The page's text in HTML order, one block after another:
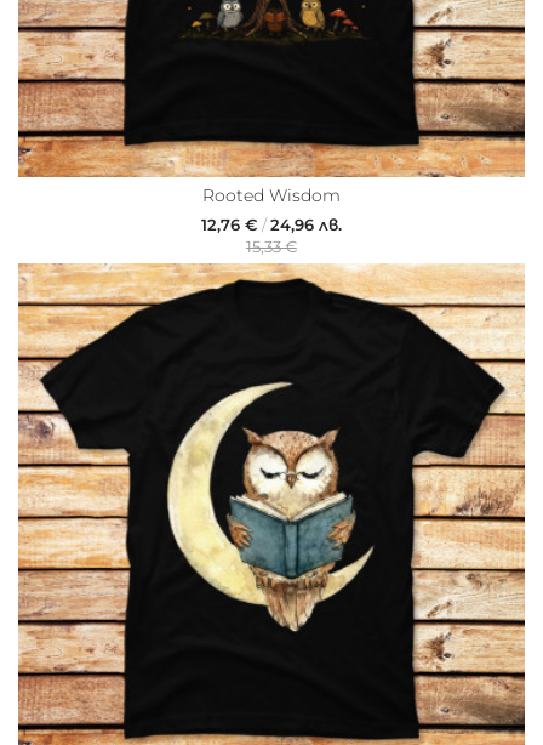
&
Nostalgia
Забавни
Pop
Култура
Кучета
Yoga
Храна
и
напитки
Суитшърти
Rooted Wisdom
12,76 € /24,96 лв.
15,33 €